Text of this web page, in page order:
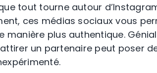
tout tourne autour
ces médias sociaux vous
manière plus authentique.
un partenaire peut poser